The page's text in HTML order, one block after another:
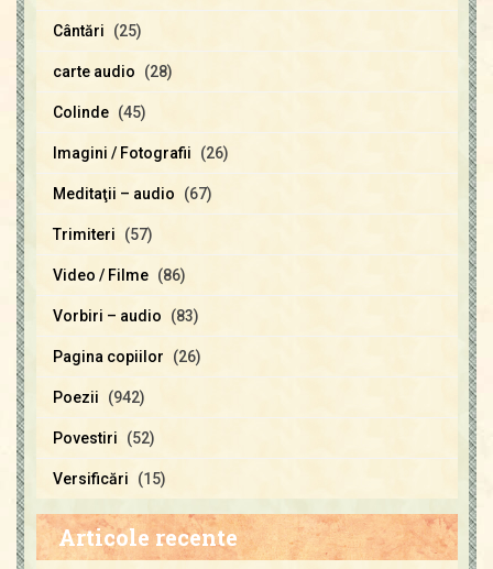
Cântări (25)
carte audio (28)
Colinde (45)
Imagini / Fotografii (26)
Meditaţii – audio (67)
Trimiteri (57)
Video / Filme (86)
Vorbiri – audio (83)
Pagina copiilor (26)
Poezii (942)
Povestiri (52)
Versificări (15)
Articole recente